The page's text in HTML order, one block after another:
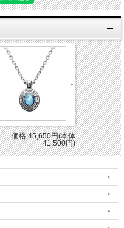
価格:45,650円(本体
41,500円)